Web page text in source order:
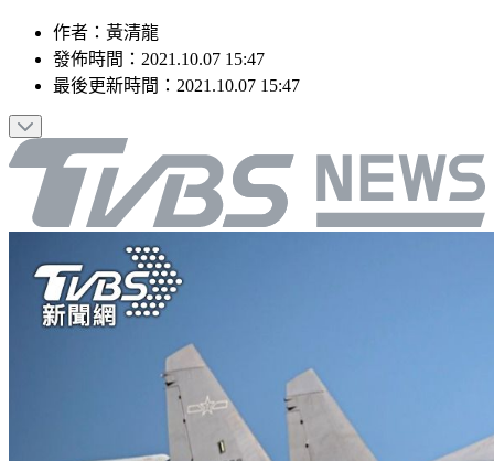
作者 ： 黃清龍
發佈時間： 2021.10.07 15:47
最後更新時間： 2021.10.07 15:47